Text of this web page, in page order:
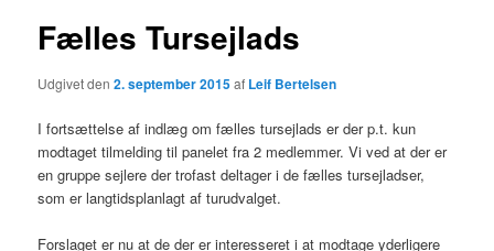
Fælles Tursejlads
Udgivet den2. september 2015af Leif Bertelsen
I fortsættelse af indlæg om fælles tursejlads er der p.t. kun
modtaget tilmelding til panelet fra 2 medlemmer. Vi ved at der er
en gruppe sejlere der trofast deltager i de fælles tursejladser,
som er langtidsplanlagt af turudvalget.
Forslaget er nu at de der er interesseret i at modtage yderligere